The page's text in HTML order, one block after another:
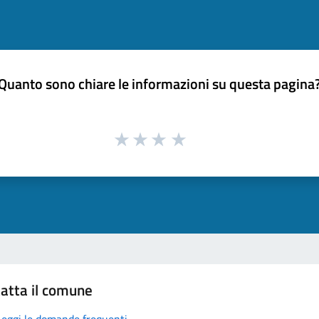
sono chiare le informazioni su questa
il comune